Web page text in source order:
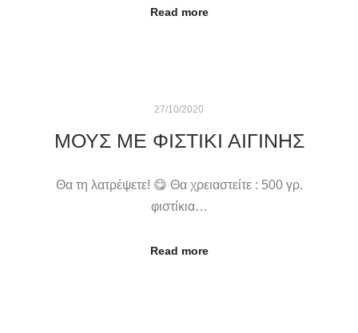
Read more
27/10/2020
ΜΟΥΣ ΜΕ ΦΙΣΤΊΚΙ ΑΙΓΊΝΗΣ
Θα τη λατρέψετε! 😋 Θα χρειαστείτε : 500 γρ.
φιστίκια…
Read more